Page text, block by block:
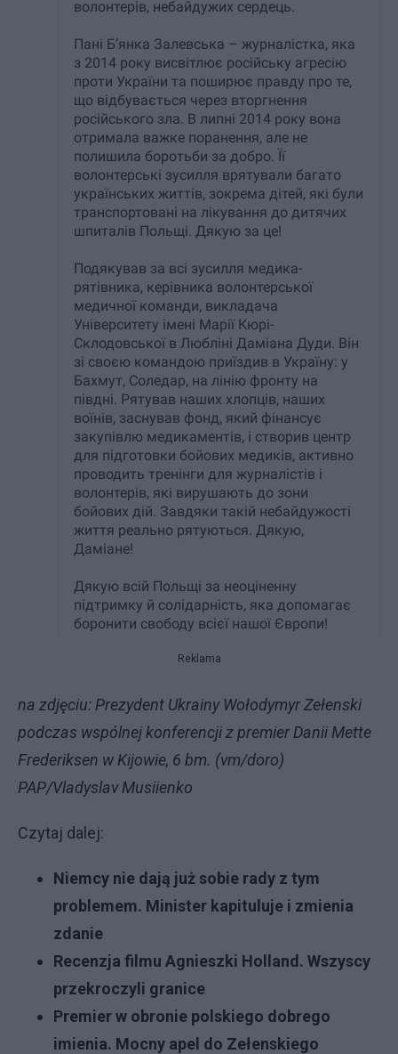
Reklama
na zdjęciu: Prezydent Ukrainy Wołodymyr Zełenski
podczas wspólnej konferencji z premier Danii Mette
Frederiksen w Kijowie, 6 bm. (vm/doro)
PAP/Vladyslav Musiienko
Czytaj dalej:
Niemcy nie dają już sobie rady z tym
problemem. Minister kapituluje i zmienia
zdanie
Recenzja filmu Agnieszki Holland. Wszyscy
przekroczyli granice
Premier w obronie polskiego dobrego
imienia. Mocny apel do Zełenskiego